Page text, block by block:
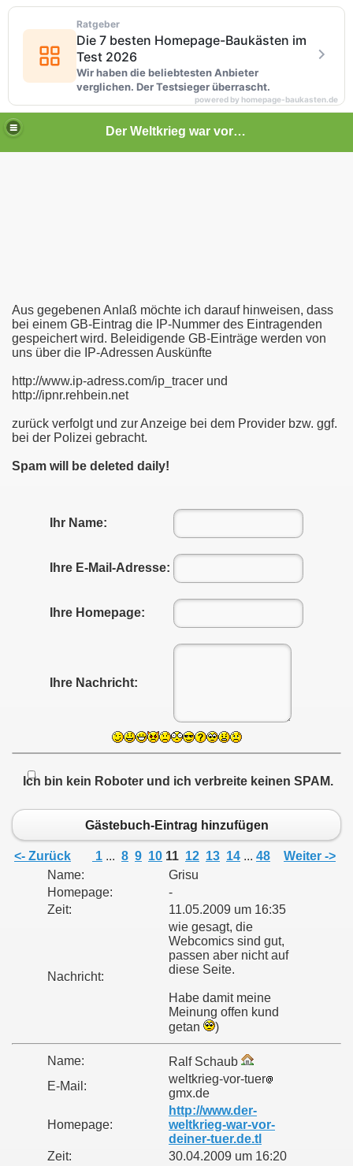
Der Weltkrieg war vor deiner Tür
Aus gegebenen Anlaß möchte ich darauf hinweisen, dass
bei einem GB-Eintrag die IP-Nummer des Eintragenden
gespeichert wird. Beleidigende GB-Einträge werden von
uns über die IP-Adressen Auskünfte
http://www.ip-adress.com/ip_tracer und
http://ipnr.rehbein.net
zurück verfolgt und zur Anzeige bei dem Provider bzw. ggf.
bei der Polizei gebracht.
Spam will be deleted daily!
Ihr Name:
Ihre E-Mail-Adresse:
Ihre Homepage:
Ihre Nachricht:
Ich bin kein Roboter und ich verbreite keinen SPAM.
Gästebuch-Eintrag hinzufügen
<- Zurück 1 ... 8 9 10 11 12 13 14 ... 48
Weiter ->
Name:
Grisu
Homepage:
-
Zeit:
11.05.2009 um 16:35
Nachricht:
wie gesagt, die
Webcomics sind gut,
passen aber nicht auf
diese Seite.
Habe damit meine
Meinung offen kund
getan
)
Name:
Ralf Schaub
E-Mail:
weltkrieg-vor-tuer
gmx.de
Homepage:
http://www.der-
weltkrieg-war-vor-
deiner-tuer.de.tl
Zeit:
30.04.2009 um 16:20
Ratgeber
Die 7 besten Homepage-Baukästen im
Test 2026
Wir haben die beliebtesten Anbieter
verglichen. Der Testsieger überrascht.
powered by homepage-baukasten.de